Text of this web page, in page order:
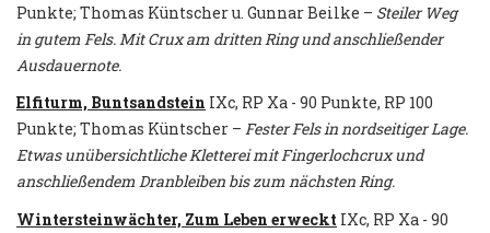
Punkte; Thomas Küntscher u. Gunnar Beilke – Steiler Weg
in gutem Fels. Mit Crux am dritten Ring und anschließender
Ausdauernote.
Elfiturm, Buntsandstein IXc, RP Xa - 90 Punkte, RP 100
Punkte; Thomas Küntscher – Fester Fels in nordseitiger Lage.
Etwas unübersichtliche Kletterei mit Fingerlochcrux und
anschließendem Dranbleiben bis zum nächsten Ring.
Wintersteinwächter, Zum Leben erweckt IXc, RP Xa - 90